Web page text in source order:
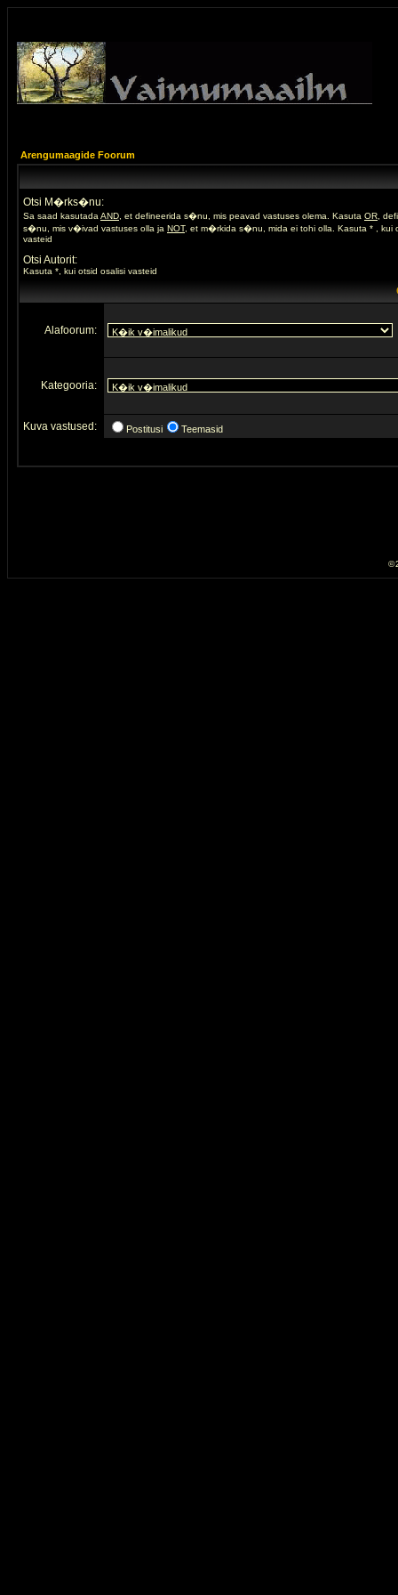
Arengumaagide Foorum
Otsi M�rks�nu:
Sa saad kasutada AND , et defineerida s�nu, mis peavad vastuses olema. Kasuta OR ,
s�nu, mis v�ivad vastuses olla ja NOT, et m�rkida s�nu, mida ei tohi olla. Kasuta * , kui
vasteid
Otsi Autorit:
Kasuta *, kui otsid osalisi vasteid
Alafoorum:
Kategooria:
Kuva vastused: Postitusi Teemasid
©